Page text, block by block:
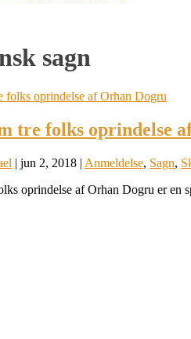
sagn
tre folks oprindelse
| jun 2, 2018 | Anmeldelse, Sagn,
oprindelse af Orhan Dogru er en